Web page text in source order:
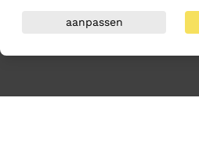
aanpassen